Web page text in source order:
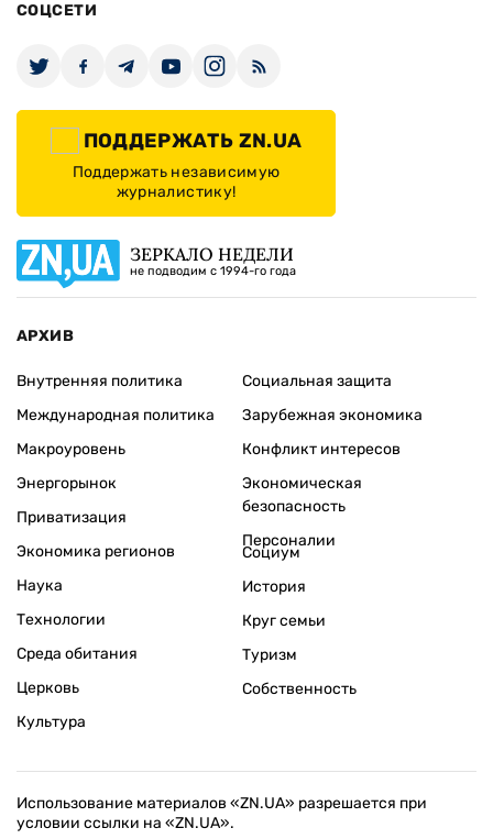
СОЦСЕТИ
ПОДДЕРЖАТЬ ZN.UA
Поддержать независимую
журналистику!
ЗЕРКАЛО НЕДЕЛИ
не подводим с 1994-го года
АРХИВ
Внутренняя политика
Международная политика
Макроуровень
Энергорынок
Приватизация
Экономика регионов
Социальная защита
Зарубежная экономика
Конфликт интересов
Экономическая
безопасность
Персоналии
Наука
Технологии
Среда обитания
Церковь
Культура
Социум
История
Круг семьи
Туризм
Собственность
Использование материалов «ZN.UA» разрешается при
условии ссылки на «ZN.UA».